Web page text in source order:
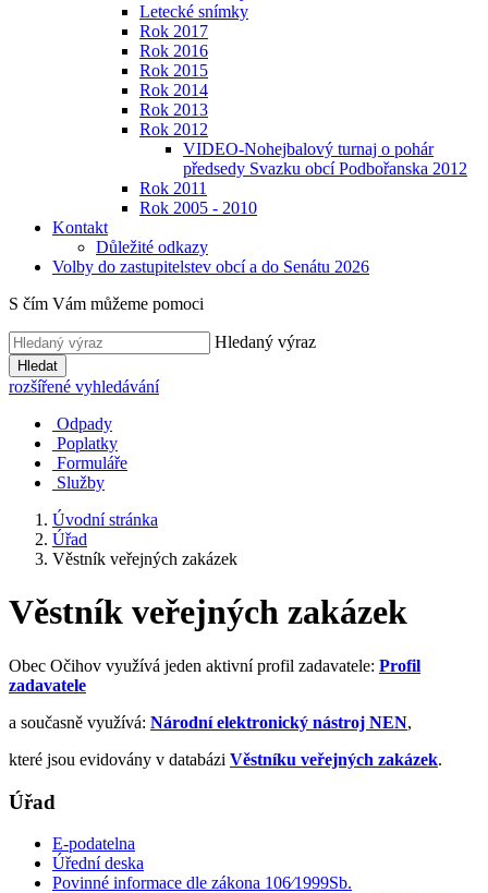
Letecké snímky
Rok 2017
Rok 2016
Rok 2015
Rok 2014
Rok 2013
Rok 2012
VIDEO-Nohejbalový turnaj o pohár
předsedy Svazku obcí Podbořanska 2012
Rok 2011
Rok 2005 - 2010
Kontakt
Důležité odkazy
Volby do zastupitelstev obcí a do Senátu 2026
S čím Vám můžeme pomoci
Hledaný výraz
Hledat
rozšířené vyhledávání
Odpady
Poplatky
Formuláře
Služby
Úvodní stránka
Úřad
Věstník veřejných zakázek
Věstník veřejných zakázek
Obec Očihov využívá jeden aktivní profil zadavatele: Profil
zadavatele
a současně využívá: Národní elektronický nástroj NEN,
které jsou evidovány v databázi Věstníku veřejných zakázek.
Úřad
E-podatelna
Úřední deska
Povinné informace dle zákona 106⁄1999Sb.